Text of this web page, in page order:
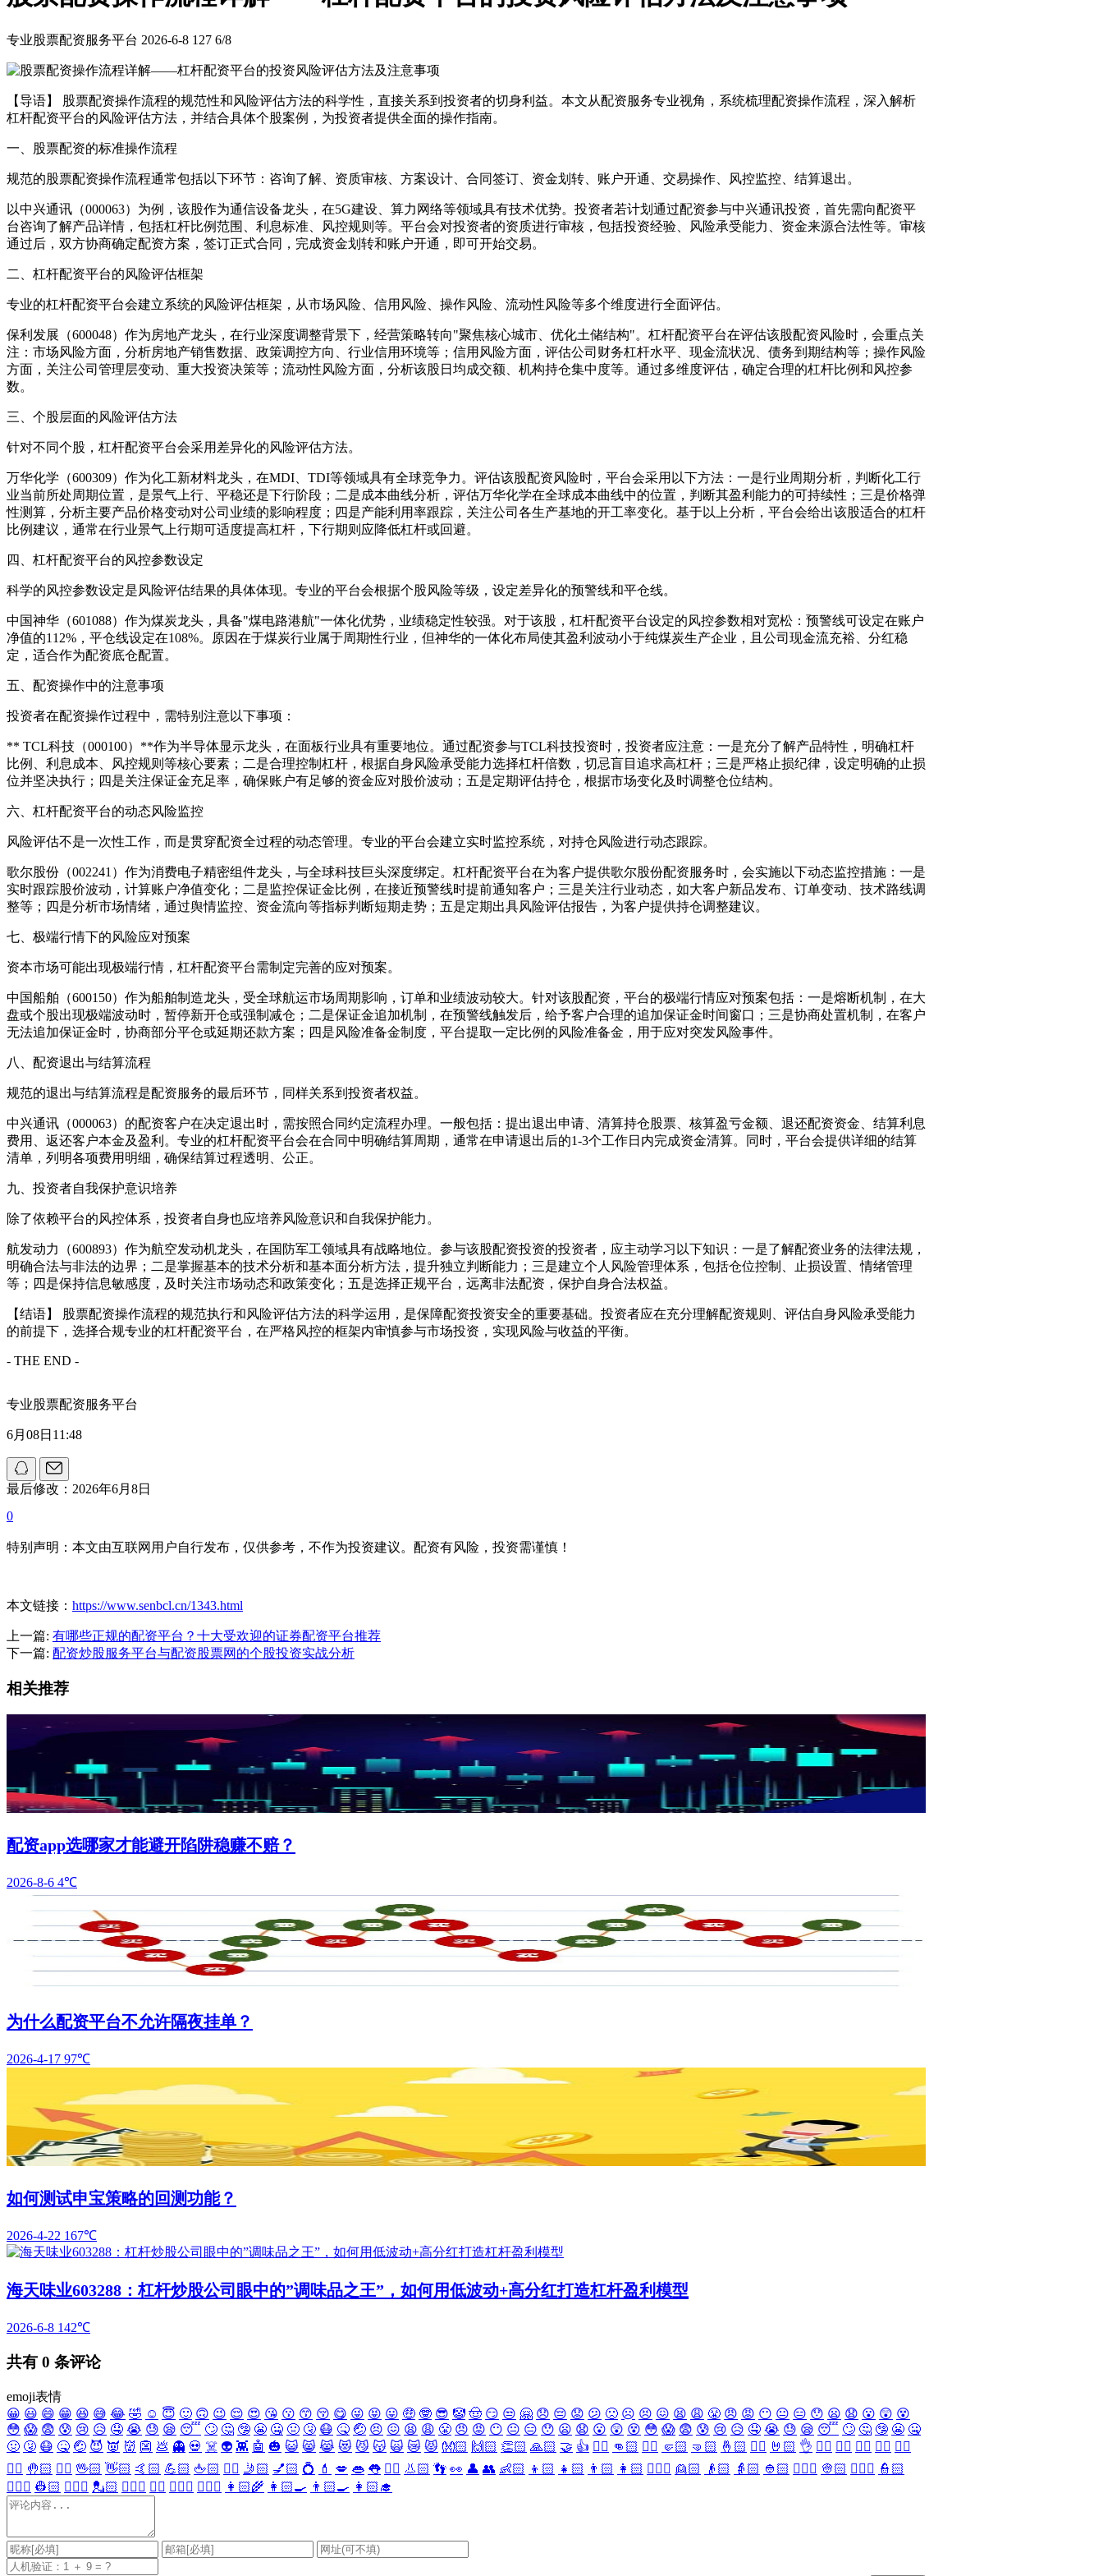
专业股票配资服务平台 2026-6-8 127 6/8
【导语】 股票配资操作流程的规范性和风险评估方法的科学性，直接关系到投资者的切身利益。本文从配资服务专业视角，系统梳理配资操作流程，深入解析
杠杆配资平台的风险评估方法，并结合具体个股案例，为投资者提供全面的操作指南。
一、股票配资的标准操作流程
规范的股票配资操作流程通常包括以下环节：咨询了解、资质审核、方案设计、合同签订、资金划转、账户开通、交易操作、风控监控、结算退出。
以中兴通讯（000063）为例，该股作为通信设备龙头，在5G建设、算力网络等领域具有技术优势。投资者若计划通过配资参与中兴通讯投资，首先需向配资平
台咨询了解产品详情，包括杠杆比例范围、利息标准、风控规则等。平台会对投资者的资质进行审核，包括投资经验、风险承受能力、资金来源合法性等。审核
通过后，双方协商确定配资方案，签订正式合同，完成资金划转和账户开通，即可开始交易。
二、杠杆配资平台的风险评估框架
专业的杠杆配资平台会建立系统的风险评估框架，从市场风险、信用风险、操作风险、流动性风险等多个维度进行全面评估。
保利发展（600048）作为房地产龙头，在行业深度调整背景下，经营策略转向"聚焦核心城市、优化土储结构"。杠杆配资平台在评估该股配资风险时，会重点关
注：市场风险方面，分析房地产销售数据、政策调控方向、行业信用环境等；信用风险方面，评估公司财务杠杆水平、现金流状况、债务到期结构等；操作风险
方面，关注公司管理层变动、重大投资决策等；流动性风险方面，分析该股日均成交额、机构持仓集中度等。通过多维度评估，确定合理的杠杆比例和风控参
数。
三、个股层面的风险评估方法
针对不同个股，杠杆配资平台会采用差异化的风险评估方法。
万华化学（600309）作为化工新材料龙头，在MDI、TDI等领域具有全球竞争力。评估该股配资风险时，平台会采用以下方法：一是行业周期分析，判断化工行
业当前所处周期位置，是景气上行、平稳还是下行阶段；二是成本曲线分析，评估万华化学在全球成本曲线中的位置，判断其盈利能力的可持续性；三是价格弹
性测算，分析主要产品价格变动对公司业绩的影响程度；四是产能利用率跟踪，关注公司各生产基地的开工率变化。基于以上分析，平台会给出该股适合的杠杆
比例建议，通常在行业景气上行期可适度提高杠杆，下行期则应降低杠杆或回避。
四、杠杆配资平台的风控参数设定
科学的风控参数设定是风险评估结果的具体体现。专业的平台会根据个股风险等级，设定差异化的预警线和平仓线。
中国神华（601088）作为煤炭龙头，具备"煤电路港航"一体化优势，业绩稳定性较强。对于该股，杠杆配资平台设定的风控参数相对宽松：预警线可设定在账户
净值的112%，平仓线设定在108%。原因在于煤炭行业属于周期性行业，但神华的一体化布局使其盈利波动小于纯煤炭生产企业，且公司现金流充裕、分红稳
定，适合作为配资底仓配置。
五、配资操作中的注意事项
投资者在配资操作过程中，需特别注意以下事项：
** TCL科技（000100）**作为半导体显示龙头，在面板行业具有重要地位。通过配资参与TCL科技投资时，投资者应注意：一是充分了解产品特性，明确杠杆
比例、利息成本、风控规则等核心要素；二是合理控制杠杆，根据自身风险承受能力选择杠杆倍数，切忌盲目追求高杠杆；三是严格止损纪律，设定明确的止损
位并坚决执行；四是关注保证金充足率，确保账户有足够的资金应对股价波动；五是定期评估持仓，根据市场变化及时调整仓位结构。
六、杠杆配资平台的动态风险监控
风险评估不是一次性工作，而是贯穿配资全过程的动态管理。专业的平台会建立实时监控系统，对持仓风险进行动态跟踪。
歌尔股份（002241）作为消费电子精密组件龙头，与全球科技巨头深度绑定。杠杆配资平台在为客户提供歌尔股份配资服务时，会实施以下动态监控措施：一是
实时跟踪股价波动，计算账户净值变化；二是监控保证金比例，在接近预警线时提前通知客户；三是关注行业动态，如大客户新品发布、订单变动、技术路线调
整等；四是分析市场情绪，通过舆情监控、资金流向等指标判断短期走势；五是定期出具风险评估报告，为客户提供持仓调整建议。
七、极端行情下的风险应对预案
资本市场可能出现极端行情，杠杆配资平台需制定完善的应对预案。
中国船舶（600150）作为船舶制造龙头，受全球航运市场周期影响，订单和业绩波动较大。针对该股配资，平台的极端行情应对预案包括：一是熔断机制，在大
盘或个股出现极端波动时，暂停新开仓或强制减仓；二是保证金追加机制，在预警线触发后，给予客户合理的追加保证金时间窗口；三是协商处置机制，在客户
无法追加保证金时，协商部分平仓或延期还款方案；四是风险准备金制度，平台提取一定比例的风险准备金，用于应对突发风险事件。
八、配资退出与结算流程
规范的退出与结算流程是配资服务的最后环节，同样关系到投资者权益。
中兴通讯（000063）的配资客户在决定退出时，需按照合同约定流程办理。一般包括：提出退出申请、清算持仓股票、核算盈亏金额、退还配资资金、结算利息
费用、返还客户本金及盈利。专业的杠杆配资平台会在合同中明确结算周期，通常在申请退出后的1-3个工作日内完成资金清算。同时，平台会提供详细的结算
清单，列明各项费用明细，确保结算过程透明、公正。
九、投资者自我保护意识培养
除了依赖平台的风控体系，投资者自身也应培养风险意识和自我保护能力。
航发动力（600893）作为航空发动机龙头，在国防军工领域具有战略地位。参与该股配资投资的投资者，应主动学习以下知识：一是了解配资业务的法律法规，
明确合法与非法的边界；二是掌握基本的技术分析和基本面分析方法，提升独立判断能力；三是建立个人风险管理体系，包括仓位控制、止损设置、情绪管理
等；四是保持信息敏感度，及时关注市场动态和政策变化；五是选择正规平台，远离非法配资，保护自身合法权益。
【结语】 股票配资操作流程的规范执行和风险评估方法的科学运用，是保障配资投资安全的重要基础。投资者应在充分理解配资规则、评估自身风险承受能力
的前提下，选择合规专业的杠杆配资平台，在严格风控的框架内审慎参与市场投资，实现风险与收益的平衡。
- THE END -
专业股票配资服务平台
6月08日11:48
最后修改：2026年6月8日
0
特别声明：本文由互联网用户自行发布，仅供参考，不作为投资建议。配资有风险，投资需谨慎！
本文链接： https://www.senbcl.cn/1343.html
上一篇: 有哪些正规的配资平台？十大受欢迎的证券配资平台推荐
下一篇: 配资炒股服务平台与配资股票网的个股投资实战分析
相关推荐
配资app选哪家才能避开陷阱稳赚不赔？
2026-8-6 4℃
为什么配资平台不允许隔夜挂单？
2026-4-17 97℃
如何测试申宝策略的回测功能？
2026-4-22 167℃
海天味业603288：杠杆炒股公司眼中的”调味品之王”，如何用低波动+高分红打造杠杆盈利模型
2026-6-8 142℃
共有 0 条评论
emoji表情
😀 😃 😄 😁 😆 😅 😂 🤣 ☺️ 😇 🙂 🙃 😉 😌 😍 😘 😗 😙 😚 😋 😜 😝 😛 🤑 🤓 😎 🤡 🤠 😏 😒 🤗 😞 😔 😟 😕 🙁 ☹️ 😣 😖 😫 😩 😤 😠 😡 😶 😐 😑 😯 😦 😧 😮 😲 😵
😳 😱 😨 😰 😢 😥 🤤 😭 😓 😪 😴 🙄 🤔 🤥 😬 🤐 🤢 🤧 😷 🤒 🤕 😣 😖 😫 😩 😤 😠 😡 😶 😐 😑 😯 😦 😧 😮 😲 😵 😳 😱 😨 😰 😢 😥 🤤 😭 😓 😪 😴 🙄 🤔 🤥 😬 🤐
🤢 🤧 😷 🤒 🤕 😈 👿 👹 👺 💩 👻 💀 ☠️ 👽 👾 🤖 🎃 😺 😸 😹 😻 😼 😽 🙀 😿 😾 👐🏻 🙌🏻 👏🏻 🙏🏻 🤝 👍 👎🏻 👊🏻 ✊🏻 🤛🏻 🤜🏻 🤞🏻 ✌🏻 🤘🏻 👌 👈🏻 👉🏻 👆🏻 👇🏻 ☝🏻
✋🏻 🤚🏻 🖐🏻 🖖🏻 👋🏻 🤙🏻 💪🏻 🖕🏻 ✍🏻 🤳🏻 💅🏻 💍 💄 💋 👄 👅 👂🏻 👃🏻 👣 👀 👤 👥 👶🏻 👦🏻 👧🏻 👨🏻 👩🏻 👱🏻‍♀️ 👱🏻 👴🏻 👵🏻 👲🏻 👳🏻‍♀️ 👳🏻 👮🏻‍♀️ 👮🏻
👷🏻‍♀️ 👷🏻 💂🏻‍♀️ 💂🏻 🕵🏻‍♀️ 🕵🏻 👩🏻‍⚕️ 👨🏻‍⚕️ 👩🏻‍🌾 👩🏻‍🍳 👨🏻‍🍳 👩🏻‍🎓